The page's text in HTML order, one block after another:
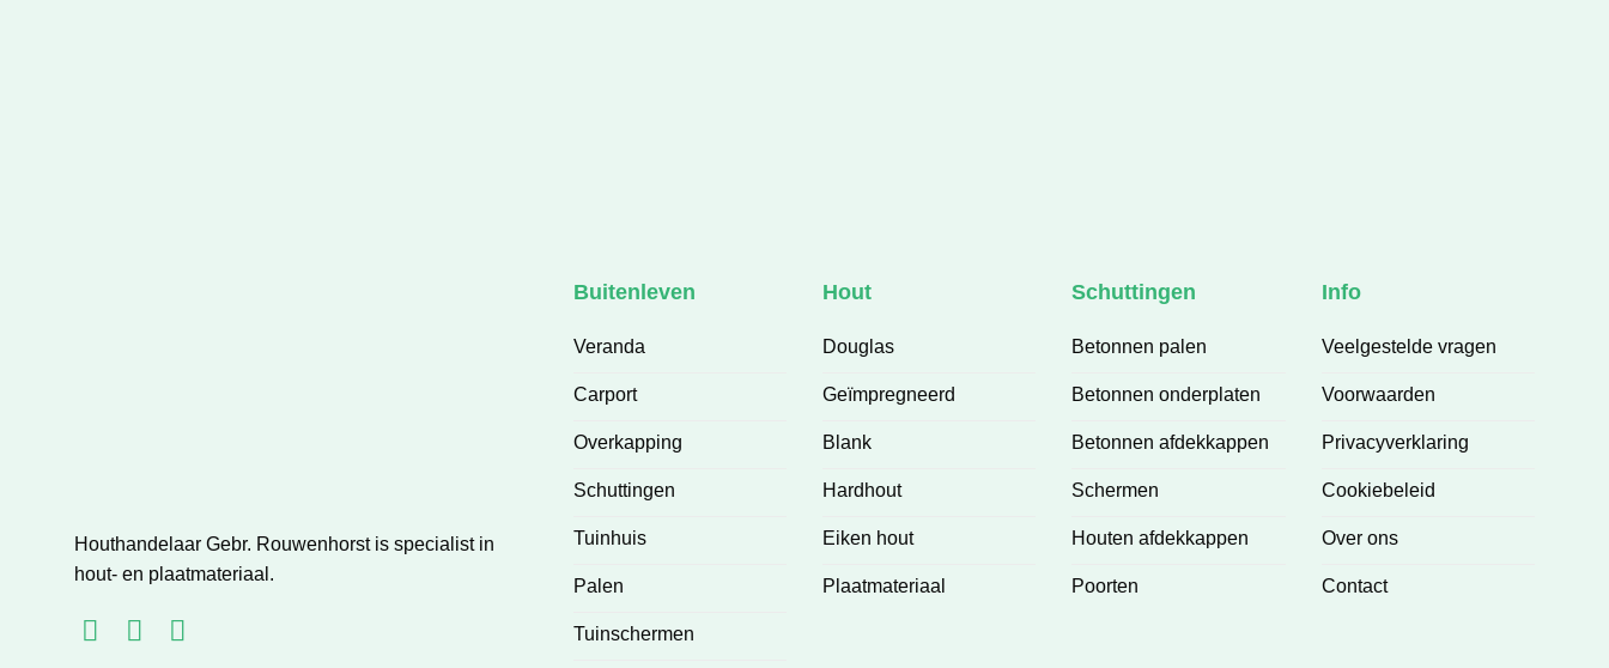
Houthandelaar Gebr. Rouwenhorst is specialist in
hout- en plaatmateriaal.
Buitenleven
Veranda
Carport
Overkapping
Schuttingen
Tuinhuis
Palen
Tuinschermen
Hout
Douglas
Geïmpregneerd
Blank
Hardhout
Eiken hout
Plaatmateriaal
Schuttingen
Betonnen palen
Betonnen onderplaten
Betonnen afdekkappen
Schermen
Houten afdekkappen
Poorten
Info
Veelgestelde vragen
Voorwaarden
Privacyverklaring
Cookiebeleid
Over ons
Contact